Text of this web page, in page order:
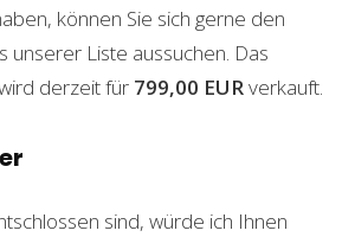
können Sie sich gerne den
unserer Liste aussuchen. Das
derzeit für 799,00 EURverkauft.
sind, würde ich Ihnen